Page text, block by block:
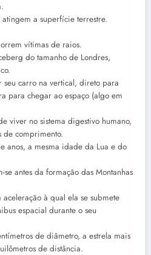
a superfície terrestre.
vítimas de raios.
do tamanho de Londres,
carro na vertical, direto para
para chegar ao espaço (algo em
viver no sistema digestivo humano,
de comprimento.
anos, a mesma idade da Lua e do
antes da formação das Montanhas
à qual ela se submete
espacial durante o seu
de diâmetro, a estrela mais
de distância.